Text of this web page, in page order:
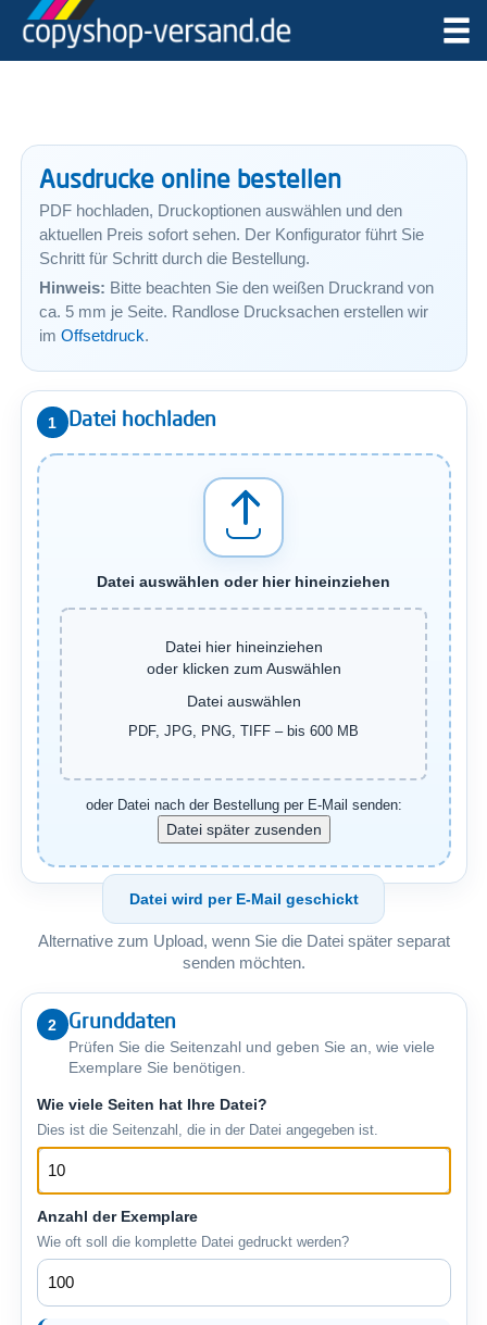
Ausdrucke online bestellen
PDF hochladen, Druckoptionen auswählen und den
aktuellen Preis sofort sehen. Der Konfigurator führt Sie
Schritt für Schritt durch die Bestellung.
Hinweis: Bitte beachten Sie den weißen Druckrand von
ca. 5 mm je Seite. Randlose Drucksachen erstellen wir
imOffsetdruck.
1 Datei hochladen
Datei auswählen oder hier hineinziehen
Datei hier hineinziehen
oder klicken zum Auswählen
Datei auswählen
PDF, JPG, PNG, TIFF – bis 600 MB
oder Datei nach der Bestellung per E-Mail senden:
Datei wird per E-Mail geschickt
Alternative zum Upload, wenn Sie die Datei später separat
senden möchten.
2 Grunddaten
Prüfen Sie die Seitenzahl und geben Sie an, wie viele
Exemplare Sie benötigen.
Wie viele Seiten hat Ihre Datei?
Dies ist die Seitenzahl, die in der Datei angegeben ist.
Anzahl der Exemplare
Wie oft soll die komplette Datei gedruckt werden?